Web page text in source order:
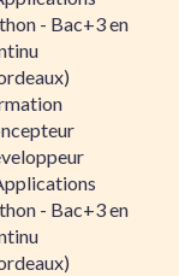
- Bac+3 en
- Bac+3 en